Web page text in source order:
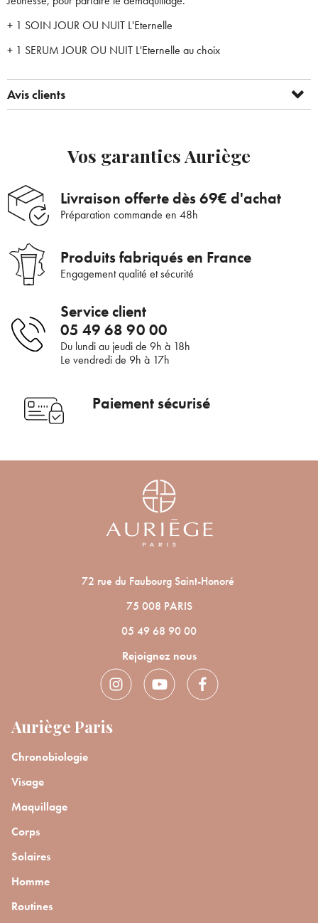
Voulez-vous vraiment supprimer le produit suivant du
panier ?
ANNULER
+ 1 SOIN JOUR OU NUIT L'Eternelle
+ 1 SERUM JOUR OU NUIT L'Eternelle au choix
Avis clients
Vos garanties Auriège
Livraison offerte dès 69€ d'achat
Préparation commande en 48h
Produits fabriqués en France
Engagement qualité et sécurité
Service client
05 49 68 90 00
Du lundi au jeudi de 9h à 18h
Le vendredi de 9h à 17h
Paiement sécurisé
72 rue du Faubourg Saint-Honoré
75 008 PARIS
05 49 68 90 00
Rejoignez nous
Auriège Paris
Chronobiologie
Visage
Maquillage
Corps
Solaires
Homme
Routines
Bienvenue !
Pour être au courant de nos dernières
nouveautés ou promotions en cours et
bénéficier de nos conseils de saison, inscrivez-
vous à notre Newsletter.
En renseignant votre adresse e-mail, vous acceptez de recevoir des
communications par e-mail de la part d’Auriège.